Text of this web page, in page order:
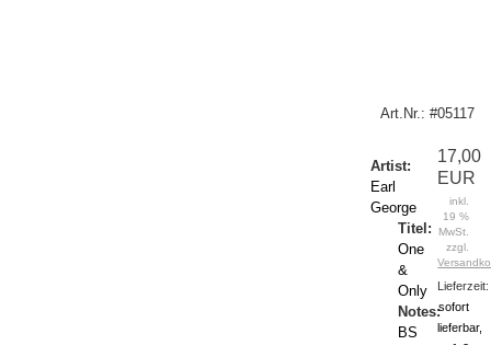
Art.Nr.: #05117
Artist:
Earl
George
Titel:
One
&
Only
Notes:
BS
17,00
EUR
inkl.
19 %
MwSt.
zzgl.
Lieferzeit:
sofort
lieferbar,